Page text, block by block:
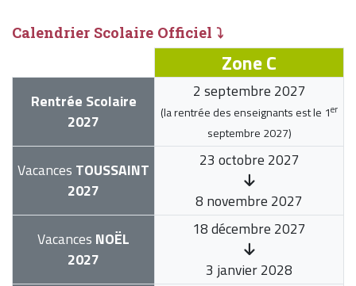
Calendrier Scolaire Officiel ⤵
Zone C
Rentrée Scolaire
2027
2 septembre 2027
(la rentrée des enseignants est le 1er
septembre 2027)
Vacances TOUSSAINT
2027
23 octobre 2027
8 novembre 2027
Vacances NOËL
2027
18 décembre 2027
3 janvier 2028